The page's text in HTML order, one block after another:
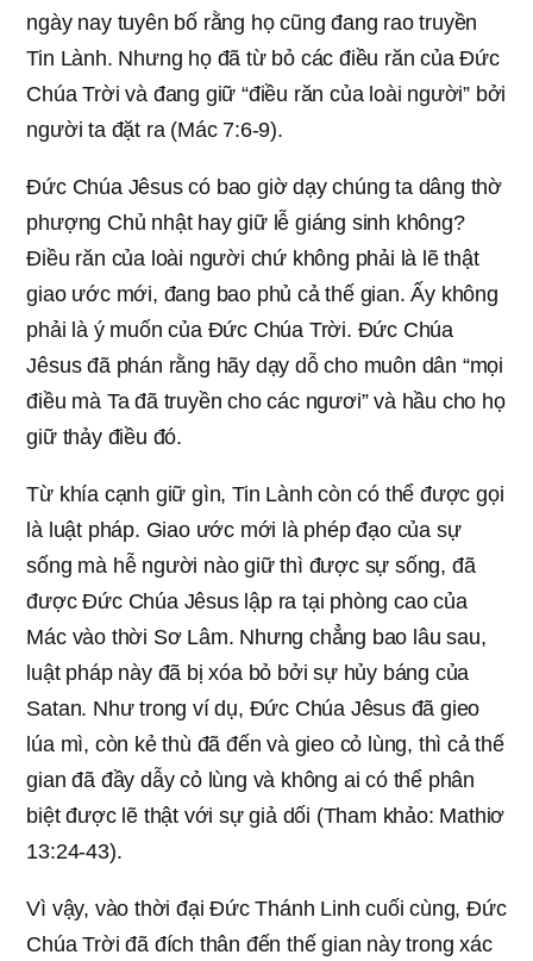
ngày nay tuyên bố rằng họ cũng đang rao truyền
Tin Lành. Nhưng họ đã từ bỏ các điều răn của Đức
Chúa Trời và đang giữ “điều răn của loài người” bởi
người ta đặt ra (Mác 7:6-9).
Đức Chúa Jêsus có bao giờ dạy chúng ta dâng thờ
phượng Chủ nhật hay giữ lễ giáng sinh không?
Điều răn của loài người chứ không phải là lẽ thật
giao ước mới, đang bao phủ cả thế gian. Ấy không
phải là ý muốn của Đức Chúa Trời. Đức Chúa
Jêsus đã phán rằng hãy dạy dỗ cho muôn dân “mọi
điều mà Ta đã truyền cho các ngươi” và hầu cho họ
giữ thảy điều đó.
Từ khía cạnh giữ gìn, Tin Lành còn có thể được gọi
là luật pháp. Giao ước mới là phép đạo của sự
sống mà hễ người nào giữ thì được sự sống, đã
được Đức Chúa Jêsus lập ra tại phòng cao của
Mác vào thời Sơ Lâm. Nhưng chẳng bao lâu sau,
luật pháp này đã bị xóa bỏ bởi sự hủy báng của
Satan. Như trong ví dụ, Đức Chúa Jêsus đã gieo
lúa mì, còn kẻ thù đã đến và gieo cỏ lùng, thì cả thế
gian đã đầy dẫy cỏ lùng và không ai có thể phân
biệt được lẽ thật với sự giả dối (Tham khảo: Mathiơ
13:24-43).
Vì vậy, vào thời đại Đức Thánh Linh cuối cùng, Đức
Chúa Trời đã đích thân đến thế gian này trong xác